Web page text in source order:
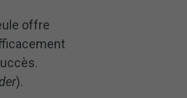
offre
).